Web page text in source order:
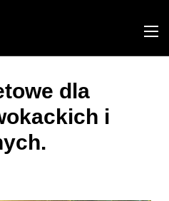
dla
i